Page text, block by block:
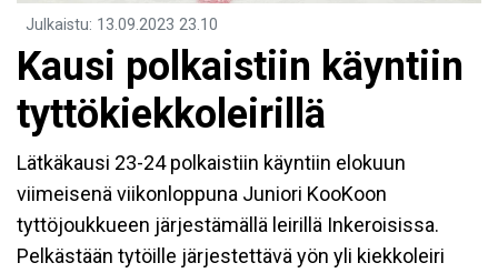
Julkaistu: 13.09.2023 23.10
Kausi polkaistiin käyntiin
tyttökiekkoleirillä
Lätkäkausi 23-24 polkaistiin käyntiin elokuun
viimeisenä viikonloppuna Juniori KooKoon
tyttöjoukkueen järjestämällä leirillä Inkeroisissa.
Pelkästään tytöille järjestettävä yön yli kiekkoleiri